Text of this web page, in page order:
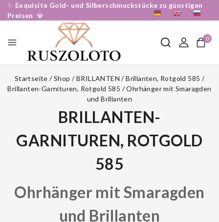
✨ Exquisite Gold- und Silberschmuckstücke zu günstigen
Preisen 💎
0
Startseite / Shop / BRILLANTEN / Brillanten, Rotgold 585 /
Brillanten-Garnituren, Rotgold 585 / Ohrhänger mit Smaragden
und Brillanten
BRILLANTEN-
GARNITUREN, ROTGOLD
585
Ohrhänger mit Smaragden
und Brillanten